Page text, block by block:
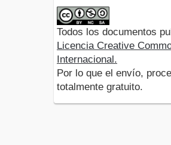
Todos los documentos
Licencia Creative
Internacional.
Por lo que el envío,
totalmente gratuito.